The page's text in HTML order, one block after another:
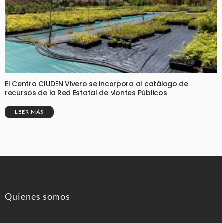
El Centro CIUDEN Vivero se incorpora al catálogo de
recursos de la Red Estatal de Montes Públicos
LEER MÁS
Quienes somos